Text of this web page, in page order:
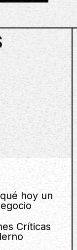
hoy un
Críticas